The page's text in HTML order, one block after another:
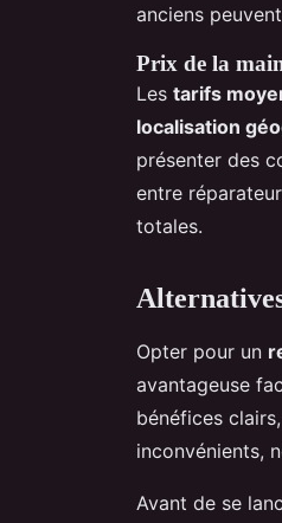
anciens
Prix de la
Les tarifs
localisation
présenter des
entre
totales.
Opter pour un
avantageuse
bénéfices
inconvénients,
Avant de se